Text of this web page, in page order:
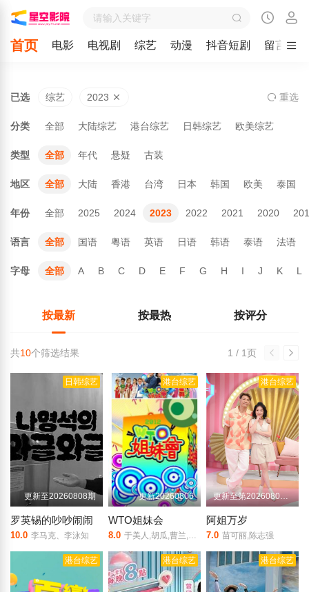
首页 电影 电视剧 综艺 动漫 抖音短剧 留言
已选 综艺 2023 重选
分类 全部 大陆综艺 港台综艺 日韩综艺 欧美综艺
类型 全部 年代 悬疑 古装
地区 全部 大陆 香港 台湾 日本 韩国 欧美 泰国
年份 全部 2025 2024 2023 2022 2021 2020
语言 全部 国语 粤语 英语 日语 韩语 泰语 法语
字母 全部 A B C D E F G H I J K L
按最新 按最热 按评分
1 / 1页
共10个筛选结果
日韩综艺
更新至20260808期
罗英锡的吵吵闹闹
10.0 李马克、李泳知
港台综艺
更新20260806
WTO姐妹会
8.0 于美人,胡瓜,曹兰,谢哲青,高伊玲,钟欣愉
港台综艺
更新至第20260806期
阿姐万岁
7.0 苗可丽,陈志强
港台综艺 港台综艺 港台综艺